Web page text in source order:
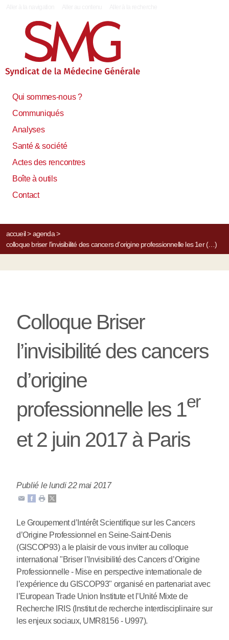
Qui sommes-nous ?
Communiqués
Analyses
Santé & société
Actes des rencontres
Boîte à outils
Contact
accueil> agenda>
colloque briser l’invisibilité des cancers d’origine professionnelle les 1er (…)
Colloque Briser
l’invisibilité des cancers
d’origine
professionnelle les 1er
et 2 juin 2017 à Paris
Publié le lundi 22 mai 2017
Le Groupement d’Intérêt Scientifique sur les Cancers
d’Origine Professionnel en Seine-Saint-Denis
(GISCOP93) a le plaisir de vous inviter au colloque
international "Briser l’Invisibilité des Cancers d’Origine
Professionnelle - Mise en perspective internationale de
l’expérience du GISCOP93" organisé en partenariat avec
l’European Trade Union Institute et l’Unité Mixte de
Recherche IRIS (Institut de recherche interdisciplinaire sur
les enjeux sociaux, UMR8156 - U997).